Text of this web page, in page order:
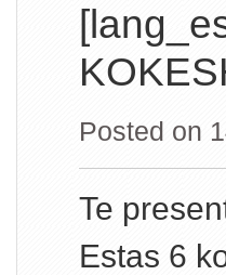
Posted on
Te
Estas 6